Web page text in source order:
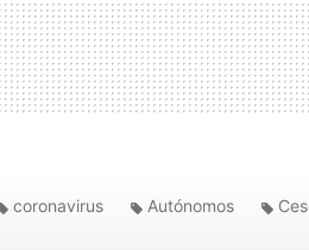
coronavirus Autónomos